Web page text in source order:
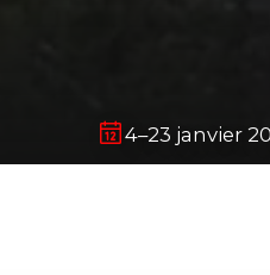
4–23 janvier